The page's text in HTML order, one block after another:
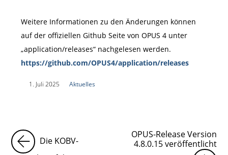
Weitere Informationen zu den Änderungen können
auf der offiziellen Github Seite von OPUS 4 unter
„application/releases“ nachgelesen werden.
https://github.com/OPUS4/application/releases
1. Juli 2025 Aktuelles
Die KOBV-
OPUS-Release Version
4.8.0.15 veröffentlicht